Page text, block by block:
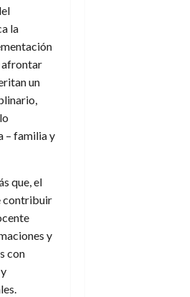
la
afrontar
un
– familia y
que, el
contribuir
y
con